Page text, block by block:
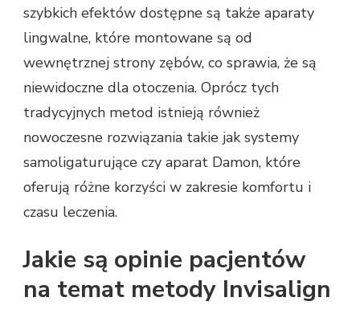
szybkich efektów dostępne są także aparaty
lingwalne, które montowane są od
wewnętrznej strony zębów, co sprawia, że są
niewidoczne dla otoczenia. Oprócz tych
tradycyjnych metod istnieją również
nowoczesne rozwiązania takie jak systemy
samoligaturujące czy aparat Damon, które
oferują różne korzyści w zakresie komfortu i
czasu leczenia.
Jakie są opinie pacjentów
na temat metody Invisalign